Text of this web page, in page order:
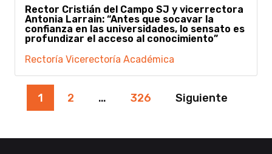
Rector Cristián del Campo SJ y vicerrectora
Antonia Larrain: “Antes que socavar la
confianza en las universidades, lo sensato es
profundizar el acceso al conocimiento”
Rectoría Vicerectoría Académica
Paginación
entradas
1 2 … 326 Siguiente